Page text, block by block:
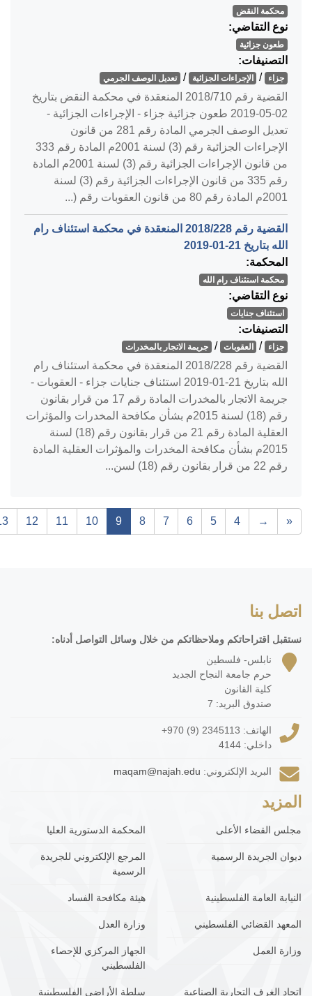
محكمة النقض
نوع التقاضي:
طعون جزائية
التصنيفات:
جزاء / الإجراءات الجزائية / تعديل الوصف الجرمي
القضية رقم ‎710‏/‎2018‏ المنعقدة في محكمة النقض بتاريخ
‎2019-05-02‏ طعون جزائية جزاء - الإجراءات الجزائية -
تعديل الوصف الجرمي المادة رقم 281 من قانون
الإجراءات الجزائية رقم (3) لسنة 2001م المادة رقم 333
من قانون الإجراءات الجزائية رقم (3) لسنة 2001م المادة
رقم 335 من قانون الإجراءات الجزائية رقم (3) لسنة
2001م المادة رقم 80 من قانون العقوبات رقم (...
القضية رقم ‎228‏/‎2018‏ المنعقدة في محكمة استئناف رام
الله بتاريخ ‎2019-01-21‏
المحكمة:
محكمة استئناف رام الله
نوع التقاضي:
استئناف جنايات
التصنيفات:
جزاء / العقوبات / جريمة الاتجار بالمخدرات
القضية رقم ‎228‏/‎2018‏ المنعقدة في محكمة استئناف رام
الله بتاريخ ‎2019-01-21‏ استئناف جنايات جزاء - العقوبات -
جريمة الاتجار بالمخدرات المادة رقم 17 من قرار بقانون
رقم (18) لسنة 2015م بشأن مكافحة المخدرات والمؤثرات
العقلية المادة رقم 21 من قرار بقانون رقم (18) لسنة
2015م بشأن مكافحة المخدرات والمؤثرات العقلية المادة
رقم 22 من قرار بقانون رقم (18) لسن...
«
→
4
5
6
7
8
9
10
11
12
اتصل بنا
نستقبل اقتراحاتكم وملاحظاتكم من خلال وسائل التواصل أدناه:
نابلس- فلسطين
حرم جامعة النجاح الجديد
كلية القانون
صندوق البريد: 7
الهاتف: +970 (9) 2345113
داخلي: 4144
البريد الإلكتروني: maqam@najah.edu
المزيد
مجلس القضاء الأعلى المحكمة الدستورية العليا
ديوان الجريدة الرسمية
المرجع الإلكتروني للجريدة
الرسمية
النيابة العامة الفلسطينية هيئة مكافحة الفساد
المعهد القضائي الفلسطيني وزارة العدل
وزارة العمل
الجهاز المركزي للإحصاء
الفلسطيني
اتحاد الغرف التجارية الصناعية سلطة الأراضي الفلسطينية